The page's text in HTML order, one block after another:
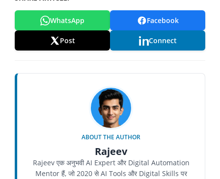
WhatsApp Facebook
Post Connect
ABOUT THE AUTHOR
Rajeev
Rajeev एक अनुभवी AI Expert और Digital Automation
Mentor हैं, जो 2020 से AI Tools और Digital Skills पर